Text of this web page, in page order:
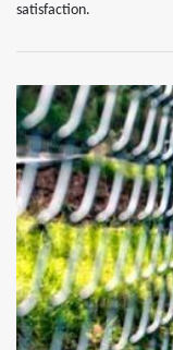
satisfaction.